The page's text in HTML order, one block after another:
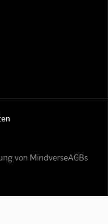
von MindverseAGBs